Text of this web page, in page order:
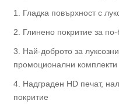
1. Гладка повърхност с
2. Глинено покритие за
3. Най-доброто за
промоционални комплекти
4. Надграден HD печат,
покритие